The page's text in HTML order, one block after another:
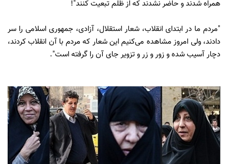
همراه شدند و حاضر نشدند که از ظلم تبعیت کنند"!
"مردم ما در ابتدای انقلاب، شعار استقلال، آزادی، جمهوری اسلامی را سر
دادند، ولی امروز مشاهده می‌کنیم این شعار که مردم با آن انقلاب کردند،
دچار آسیب شده و زور و زر و تزویر جای آن را گرفته است".